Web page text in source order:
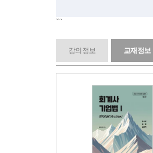
```
강의정보 교재정보